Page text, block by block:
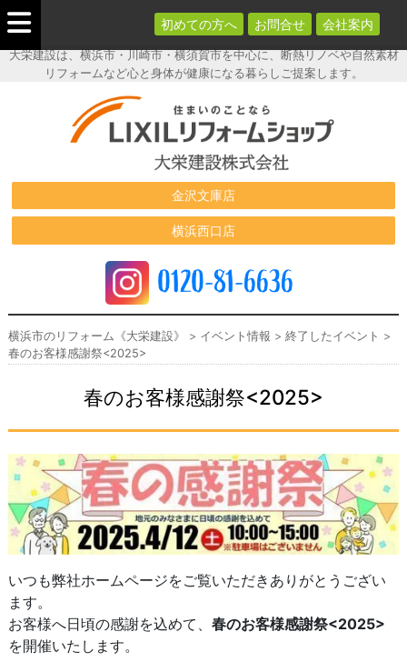
大栄建設は、横浜市・川崎市・横須賀市を中心に、断熱リノベや自然素材
リフォームなど心と身体が健康になる暮らしご提案します。
横浜市のリフ
ォーム《大栄
建設》
金沢文庫店
横浜西口店
0120-81-6636
初めての方へ お問合せ 会社案内
横浜市のリフォーム《大栄建設》 > イベント情報 > 終了したイベント >
春のお客様感謝祭<2025>
春のお客様感謝祭<2025>
いつも弊社ホームページをご覧いただきありがとうござい
ます。
お客様へ日頃の感謝を込めて、 春のお客様感謝祭<2025>
を開催いたします。